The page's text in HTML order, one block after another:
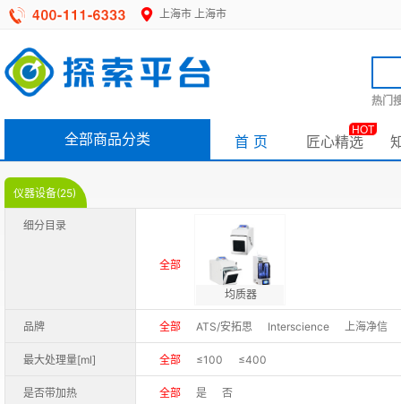
上海市 上海市
热门
全部商品分类 首 页 匠心精选
HOT
仪器设备(25)
细分目录
全部
均质器
品牌 全部 ATS/安拓思 Interscience 上海净信
最大处理量[ml] 全部 ≤100 ≤400
是否带加热 全部 是 否